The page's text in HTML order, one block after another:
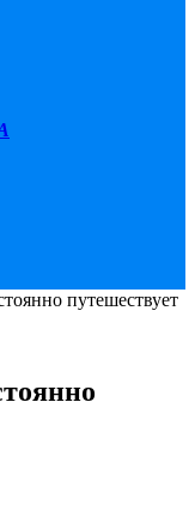
путешествует